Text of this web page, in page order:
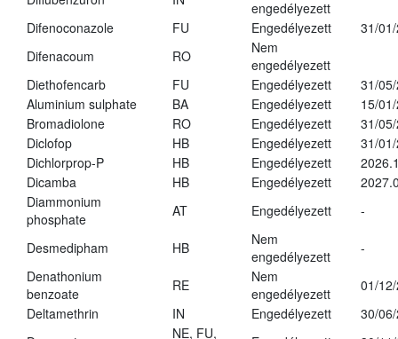
engedélyezett
Difenoconazole
FU Engedélyezett
31/
Difenacoum
RO
Nem
engedélyezett
Diethofencarb
FU Engedélyezett
31/
Aluminium sulphate
BA Engedélyezett
15/
Bromadiolone
RO Engedélyezett
31/
Diclofop
HB Engedélyezett
31/
Dichlorprop-P
HB Engedélyezett
Dicamba
HB Engedélyezett
Diammonium
phosphate
AT Engedélyezett -
Desmedipham HB
Nem
engedélyezett
-
Denathonium
benzoate
RE
Nem
engedélyezett
01/
Deltamethrin
IN Engedélyezett
30/
NE, FU,